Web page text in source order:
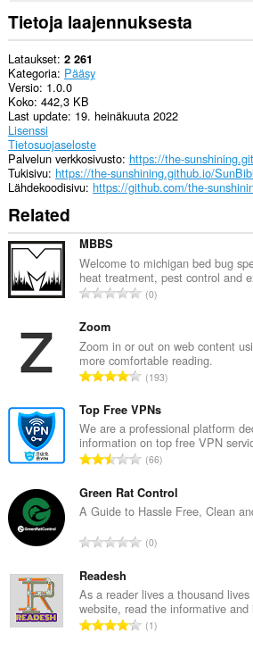
Tietoja laajennuksesta
Lataukset 2 261
Kategoria Pääsy
Versio 1.0.0
Koko 442,3 KB
Last update 19. heinäkuuta 2022
Lisenssi
Tietosuojaseloste
Palvelun verkkosivusto https://the-
Tukisivu https://the-sunshining.github.io/
Lähdekoodisivu https://github.com/the-
Related
MBBS
Welcome to michigan bed bug
heat treatment, pest control and
A
i
o
i
a
y
h
e
e
s
0
Zoom
Zoom in or out on web content
more comfortable reading.
A
v
i
o
i
a
y
h
e
n
s
193
Top Free VPNs
We are a professional platform
information on top free VPN
A
v
i
i
y
h
66
Green Rat Control
A Guide to Hassle Free, Clean
A
i
o
i
0
Readesh
As a reader lives a thousand
website, read the informative and
A1